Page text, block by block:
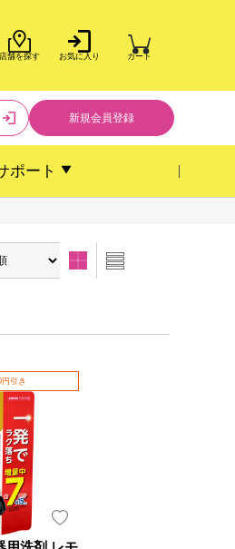
店舗を探す お気に入り カート
新規会員登録
ポート
引き